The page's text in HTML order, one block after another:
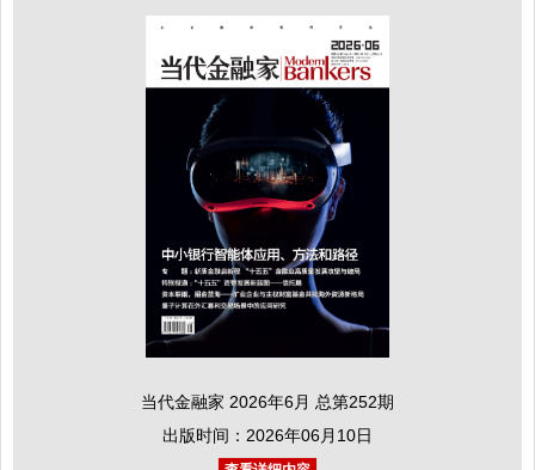
当代金融家 2026年6月 总第252期
出版时间：2026年06月10日